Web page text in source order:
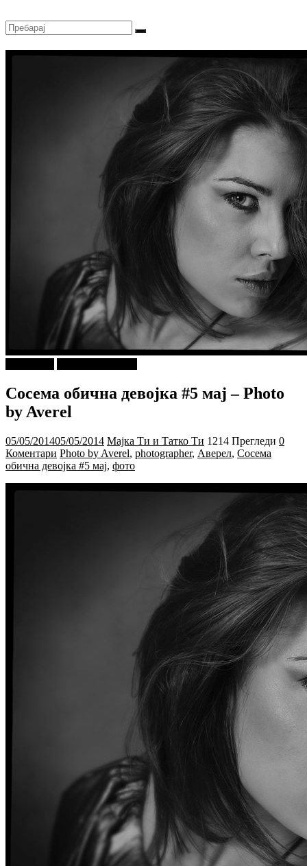
Сосема обична девојка #5 мај – Photo
by Averel
05/05/201405/05/2014 Мајка Ти и Татко Ти 1214 Прегледи 0
Коментари Photo by Averel, photographer, Аверел, Сосема
обична девојка #5 мај, фото